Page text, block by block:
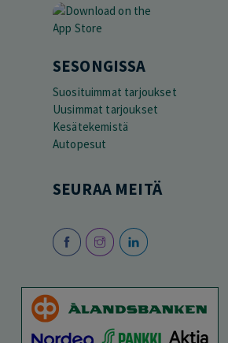
SESONGISSA
Suosituimmat tarjoukset
Uusimmat tarjoukset
Kesätekemistä
Autopesut
SEURAA MEITÄ